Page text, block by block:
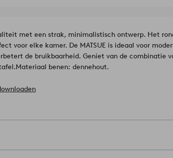
met een strak, minimalistisch ontwerp. Het
voor elke kamer. De MATSUE is ideaal voor
de bruikbaarheid. Geniet van de combinatie
Materiaal benen: dennehout.
op de contactvlakken tegen de vloer te
01-0